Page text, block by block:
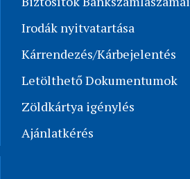
Irodák nyitvatartása
Kárrendezés/Kárbejelentés
Letölthető Dokumentumok
Zöldkártya igénylés
Ajánlatkérés